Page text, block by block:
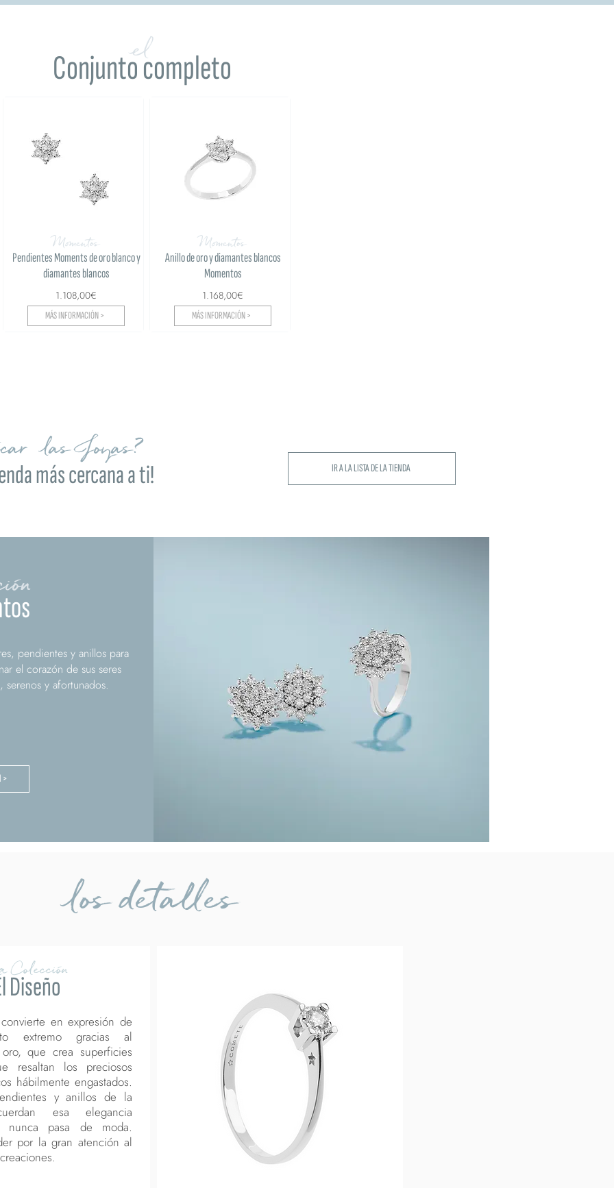
Conjunto completo
el
Momentos
Pendientes Moments de oro blanco y
diamantes blancos
1.108,00€
MÁS INFORMACIÓN >
Momentos
Anillo de oro y diamantes blancos
Momentos
1.168,00€
MÁS INFORMACIÓN >
las Joyas?
más cercana a ti! IR A LA LISTA DE LA TIENDA
pendientes y anillos para
el corazón de sus seres
y afortunados.
>
los detalles
Colección
Diseño
en expresión de
extremo gracias al
que crea superficies
resaltan los preciosos
hábilmente engastados.
y anillos de la
esa elegancia
nunca pasa de moda.
por la gran atención al